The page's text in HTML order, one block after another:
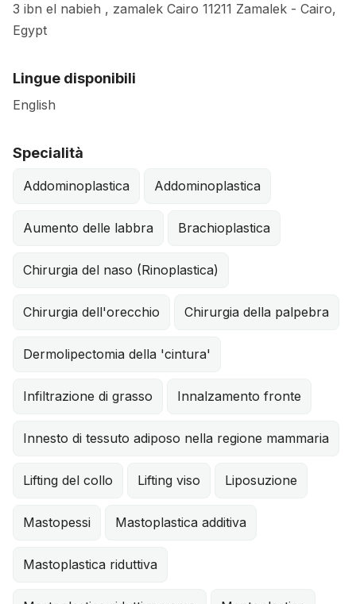
3 ibn el nabieh , zamalek Cairo 11211 Zamalek - Cairo,
Egypt
Lingue disponibili
English
Specialità
Addominoplastica Addominoplastica
Aumento delle labbra Brachioplastica
Chirurgia del naso (Rinoplastica)
Chirurgia dell'orecchio Chirurgia della palpebra
Dermolipectomia della 'cintura'
Infiltrazione di grasso Innalzamento fronte
Innesto di tessuto adiposo nella regione mammaria
Lifting del collo Lifting viso Liposuzione
Mastopessi Mastoplastica additiva
Mastoplastica riduttiva